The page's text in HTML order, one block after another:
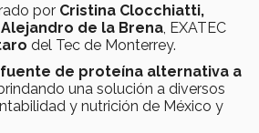
por Cristina Clocchiatti,
de la Brena , EXATEC
del Tec de Monterrey.
fuente de proteína alternativa a
brindando una solución a diversos
y nutrición de México y